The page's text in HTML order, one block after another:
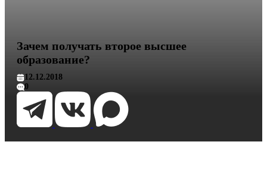
Зачем получать второе высшее
образование?
12.12.2018
0